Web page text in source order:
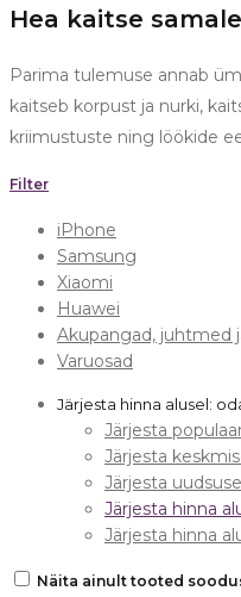
Hea kaitse
Parima tulemuse annab
kaitseb korpust ja nurki,
kriimustuste ning löökide
Filter
iPhone
Samsung
Xiaomi
Huawei
Akupangad, juhtmed
Varuosad
Järjesta hinna alusel:
Järjesta
Järjesta
Järjesta
Järjesta hinna
Järjesta hinna
Näita ainult tooted